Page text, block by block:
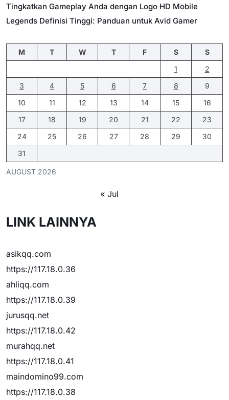
Tingkatkan Gameplay Anda dengan Logo HD Mobile
Legends Definisi Tinggi: Panduan untuk Avid Gamer
AUGUST 2026
M T W T F S
S
1
2
3
4 5 6 7 8
9
10
11 12 13 14 15
16
17
18 19 20 21 22
23
24
25 26 27 28 29
30
31
« Jul
LINK LAINNYA
asikqq.com
https://117.18.0.36
ahliqq.com
https://117.18.0.39
jurusqq.net
https://117.18.0.42
murahqq.net
https://117.18.0.41
maindomino99.com
https://117.18.0.38